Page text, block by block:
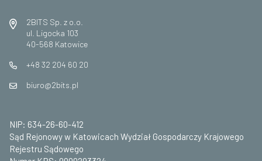
2BITS Sp. z o.o.
ul. Ligocka 103
40-568 Katowice
+48 32 204 60 20
biuro@2bits.pl
NIP: 634-26-60-412
Sąd Rejonowy w Katowicach Wydział Gospodarczy Krajowego
Rejestru Sądowego